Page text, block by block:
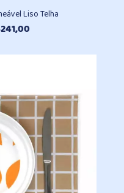
Liso Telha
241,00
preço:
R$241,00